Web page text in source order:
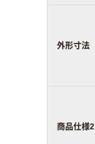
外形寸法
商品仕様2